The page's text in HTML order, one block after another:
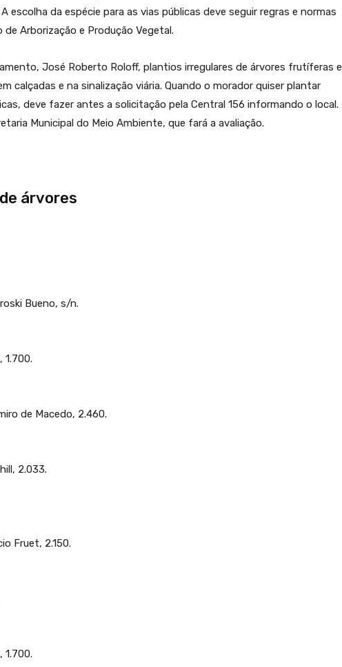
escolha da espécie para as vias públicas deve seguir regras e normas
Arborização e Produção Vegetal.
José Roberto Roloff, plantios irregulares de árvores frutíferas e
calçadas e na sinalização viária. Quando o morador quiser plantar
deve fazer antes a solicitação pela Central 156 informando o local.
Municipal do Meio Ambiente, que fará a avaliação.
árvores
Bueno, s/n.
1.700.
de Macedo, 2.460.
2.033.
Fruet, 2.150.
1.700.